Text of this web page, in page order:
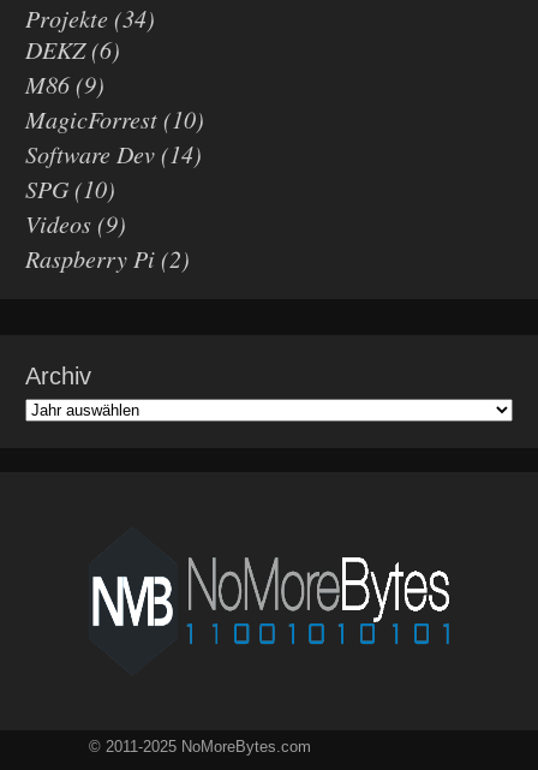
Projekte(34)
DEKZ(6)
M86(9)
MagicForrest(10)
Software Dev(14)
SPG(10)
Videos(9)
Raspberry Pi(2)
Archiv
© 2011-2025 NoMoreBytes.com